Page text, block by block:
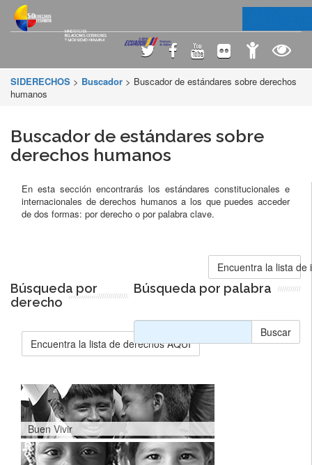
SIDERECHOS > Buscador > Buscador de estándares sobre derechos
humanos
Buscador de estándares sobre
derechos humanos
En esta sección encontrarás los estándares constitucionales e
internacionales de derechos humanos a los que puedes acceder
de dos formas: por derecho o por palabra clave.
Encuentra la lista de
Búsqueda por
derecho
Encuentra la lista de derechos AQUÍ
Búsqueda por palabra
Buscar
Buen Vivir